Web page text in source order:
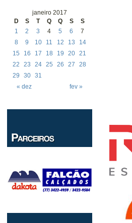
janeiro 2017
D
S T Q Q S S
« dez fev »
1 2 3 4 5 6
7
8
9 10 11 12 13
14
15
16 17 18 19 20 21
22
23 24 25 26 27
28
29
30 31